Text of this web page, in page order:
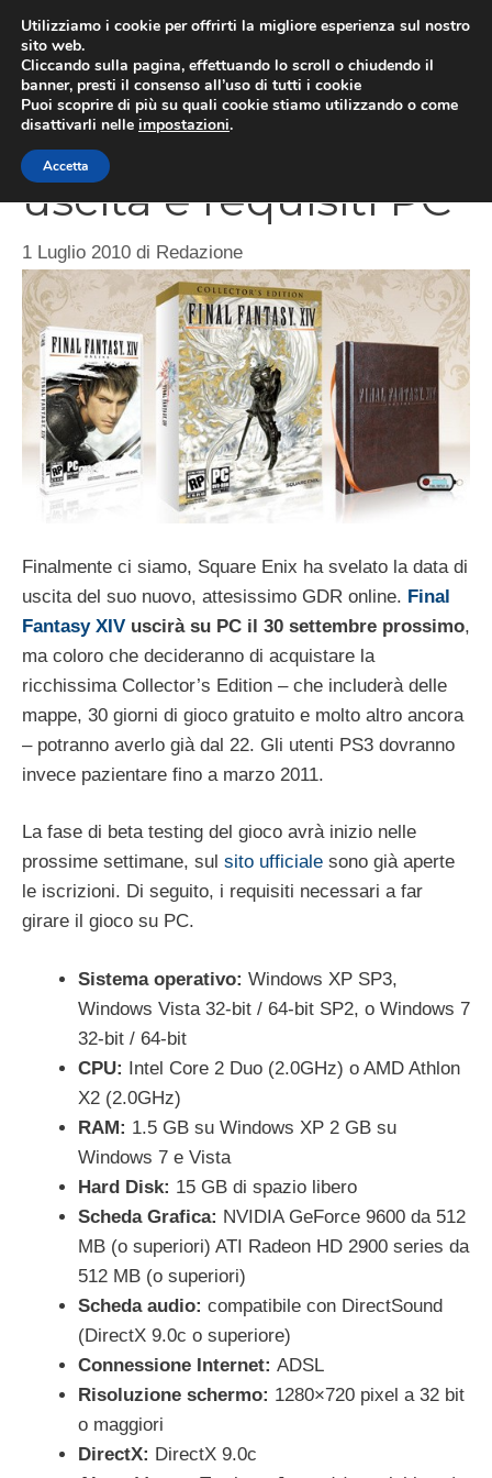
contenuto
Final Fantasy XIV,
uscita e requisiti PC
1 Luglio 2010 di Redazione
Finalmente ci siamo, Square Enix ha svelato la data di
uscita del suo nuovo, attesissimo GDR online. Final
Fantasy XIV uscirà su PC il 30 settembre prossimo,
ma coloro che decideranno di acquistare la
ricchissima Collector’s Edition – che includerà delle
mappe, 30 giorni di gioco gratuito e molto altro ancora
– potranno averlo già dal 22. Gli utenti PS3 dovranno
invece pazientare fino a marzo 2011.
La fase di beta testing del gioco avrà inizio nelle
prossime settimane, sul sito ufficiale sono già aperte
le iscrizioni. Di seguito, i requisiti necessari a far
girare il gioco su PC.
Sistema operativo: Windows XP SP3,
Windows Vista 32-bit / 64-bit SP2, o Windows 7
32-bit / 64-bit
CPU: Intel Core 2 Duo (2.0GHz) o AMD Athlon
X2 (2.0GHz)
RAM: 1.5 GB su Windows XP 2 GB su
Windows 7 e Vista
Hard Disk: 15 GB di spazio libero
Scheda Grafica: NVIDIA GeForce 9600 da 512
MB (o superiori) ATI Radeon HD 2900 series da
512 MB (o superiori)
Scheda audio: compatibile con DirectSound
(DirectX 9.0c o superiore)
Connessione Internet: ADSL
Risoluzione schermo: 1280×720 pixel a 32 bit
o maggiori
DirectX: DirectX 9.0c
Utilizziamo i cookie per offrirti la migliore esperienza sul nostro
sito web.
Cliccando sulla pagina, effettuando lo scroll o chiudendo il
banner, presti il consenso all’uso di tutti i cookie
Puoi scoprire di più su quali cookie stiamo utilizzando o come
disattivarli nelle impostazioni.
Accetta